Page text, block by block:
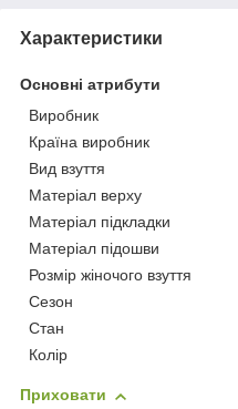
Характеристики
Основні атрибути
Виробник
Країна виробник
Вид взуття
Матеріал верху
Матеріал підкладки
Матеріал підошви
Розмір жіночого взуття
Сезон
Стан
Колір
Приховати